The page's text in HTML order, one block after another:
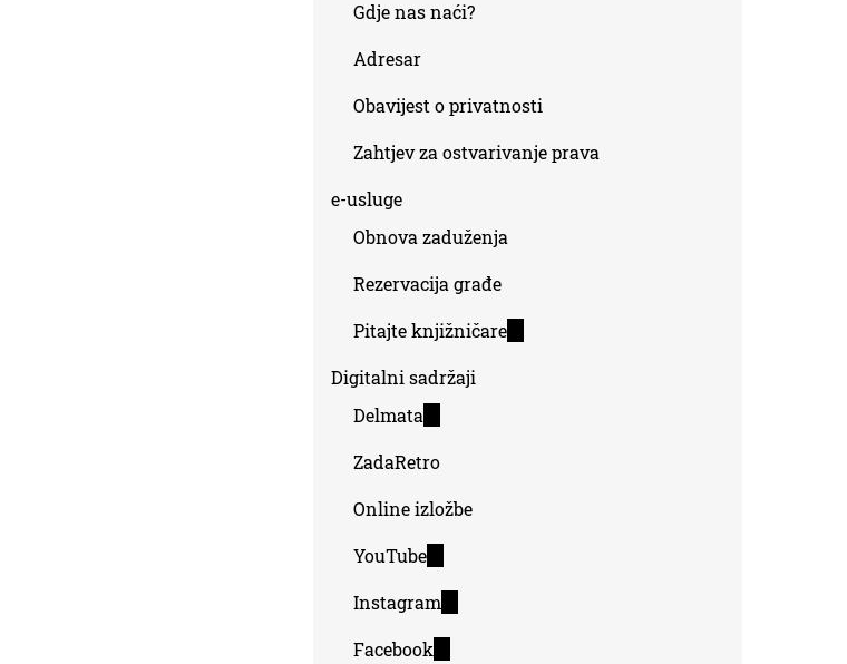
Gdje nas naći?
Adresar
Obavijest o privatnosti
Zahtjev za ostvarivanje prava
e-usluge
Obnova zaduženja
Rezervacija građe
Pitajte knjižničare(link
Digitalni sadržaji
Delmata
external)
ZadaRetro
Online izložbe
YouTube(link
external)
Instagram(link
external)
Facebook